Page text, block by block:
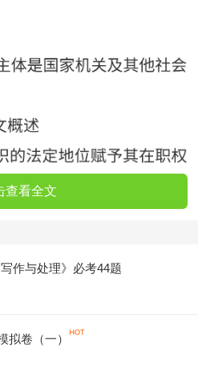
查看全文
作与处理》必考44题
拟卷（一）